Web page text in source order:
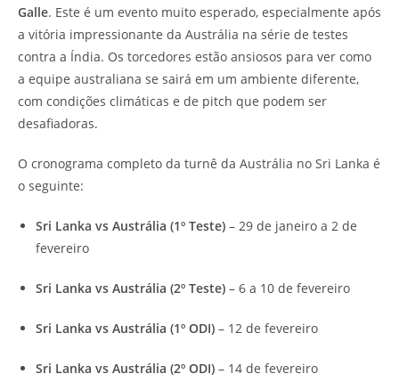
Galle. Este é um evento muito esperado, especialmente após
a vitória impressionante da Austrália na série de testes
contra a Índia. Os torcedores estão ansiosos para ver como
a equipe australiana se sairá em um ambiente diferente,
com condições climáticas e de pitch que podem ser
desafiadoras.
O cronograma completo da turnê da Austrália no Sri Lanka é
o seguinte:
Sri Lanka vs Austrália (1º Teste) – 29 de janeiro a 2 de
fevereiro
Sri Lanka vs Austrália (2º Teste) – 6 a 10 de fevereiro
Sri Lanka vs Austrália (1º ODI) – 12 de fevereiro
Sri Lanka vs Austrália (2º ODI) – 14 de fevereiro